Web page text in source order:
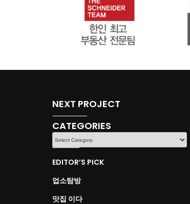
NEXT PROJECT
CATEGORIES
CATEGORIES
EDITOR’S PICK
업소탐방
맛집 이다